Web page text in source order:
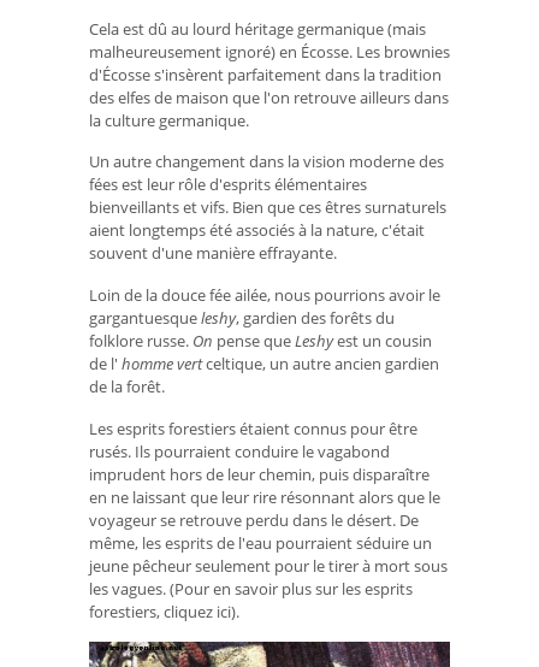
Cela est dû au lourd héritage germanique (mais
malheureusement ignoré) en Écosse. Les brownies
d'Écosse s'insèrent parfaitement dans la tradition
des elfes de maison que l'on retrouve ailleurs dans
la culture germanique.
Un autre changement dans la vision moderne des
fées est leur rôle d'esprits élémentaires
bienveillants et vifs. Bien que ces êtres surnaturels
aient longtemps été associés à la nature, c'était
souvent d'une manière effrayante.
Loin de la douce fée ailée, nous pourrions avoir le
gargantuesqueleshy, gardien des forêts du
folklore russe. On pense queLeshyest un cousin
de l' homme vertceltique, un autre ancien gardien
de la forêt.
Les esprits forestiers étaient connus pour être
rusés. Ils pourraient conduire le vagabond
imprudent hors de leur chemin, puis disparaître
en ne laissant que leur rire résonnant alors que le
voyageur se retrouve perdu dans le désert. De
même, les esprits de l'eau pourraient séduire un
jeune pêcheur seulement pour le tirer à mort sous
les vagues. (Pour en savoir plus sur les esprits
forestiers, cliquez ici).